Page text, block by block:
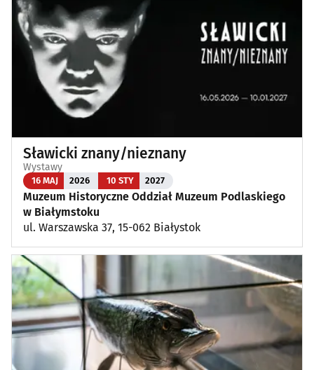
Sławicki znany/nieznany
Wystawy
16 MAJ 2026 10 STY 2027
Muzeum Historyczne Oddział Muzeum Podlaskiego
w Białymstoku
ul. Warszawska 37, 15-062 Białystok